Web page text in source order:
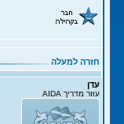
חזרה למעלה
עדן
עוזר מדריך AIDA